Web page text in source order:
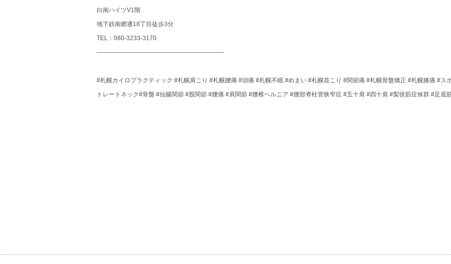
白南ハイツV1階
地下鉄南郷通18丁目徒歩3分
TEL：080‐3233‐3170
―――――――――――――――――――――
#札幌カイロプラクティック #札幌肩こり #札幌腰痛 #頭痛 #札幌不眠 #めまい #札幌首こり #関節痛 #札幌骨盤矯正 #札幌膝痛 #ス
トレートネック#骨盤 #仙腸関節 #股関節 #腰痛 #肩関節 #腰椎ヘルニア #腰部脊柱管狭窄症 #五十肩 #四十肩 #梨状筋症候群 #足底